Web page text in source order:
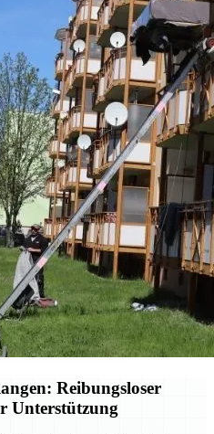
Reibungsloser
Unterstützung